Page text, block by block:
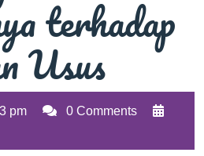
terhadap
Usus
pm
0 Comments